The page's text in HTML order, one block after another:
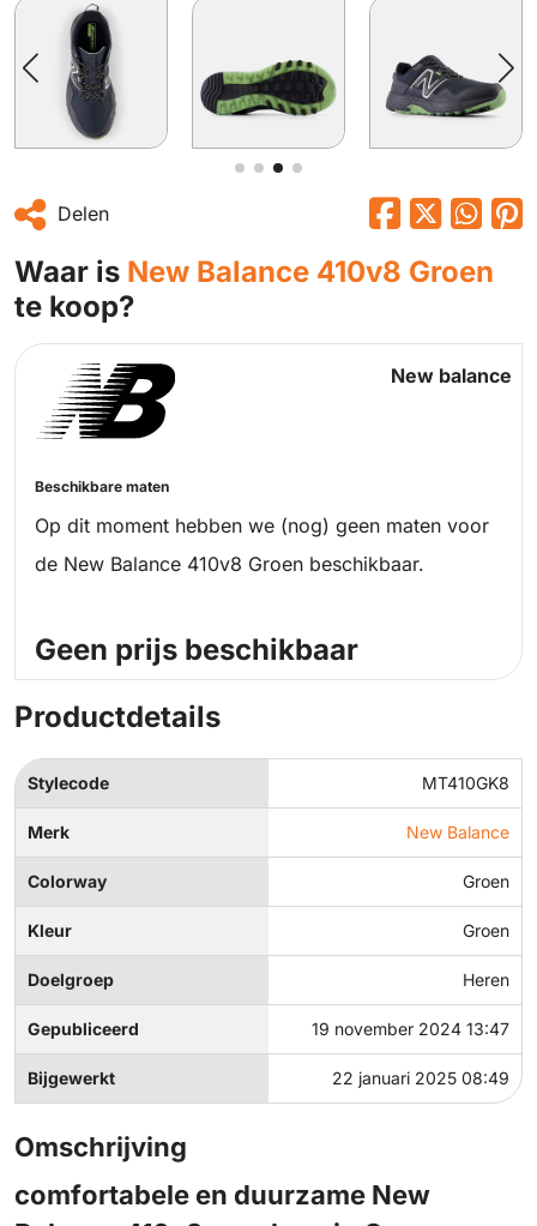
Delen
Waar is New Balance 410v8 Groen
te koop?
New balance
Beschikbare maten
Op dit moment hebben we (nog) geen maten voor
de New Balance 410v8 Groen beschikbaar.
Geen prijs beschikbaar
Productdetails
Stylecode MT410GK8
Merk New Balance
Colorway Groen
Kleur Groen
Doelgroep Heren
Gepubliceerd 19 november 2024 13:47
Bijgewerkt 22 januari 2025 08:49
Omschrijving
comfortabele en duurzame New